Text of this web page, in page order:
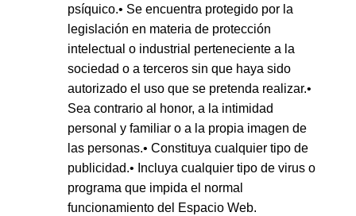
psíquico.• Se encuentra protegido por la
legislación en materia de protección
intelectual o industrial perteneciente a la
sociedad o a terceros sin que haya sido
autorizado el uso que se pretenda realizar.•
Sea contrario al honor, a la intimidad
personal y familiar o a la propia imagen de
las personas.• Constituya cualquier tipo de
publicidad.• Incluya cualquier tipo de virus o
programa que impida el normal
funcionamiento del Espacio Web.